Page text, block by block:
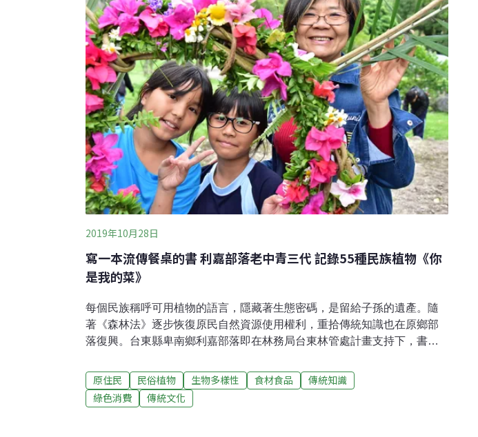
散。如今，有人為了記錄並保存這份草藥背後的科學原理，而展開了一項
研究。「我們部落從遠古時代就懂得利用這
2019年10月28日
寫一本流傳餐桌的書 利嘉部落老中青三代 記錄55種民族植物《你
是我的菜》
每個民族稱呼可用植物的語言，隱藏著生態密碼，是留給子孫的遺產。隨
著《森林法》逐步恢復原民自然資源使用權利，重拾傳統知識也在原鄉部
落復興。台東縣卑南鄉利嘉部落即在林務局台東林管處計畫支持下，書寫
請專業團隊進行調查記錄，這本書作者，集合部落老中青三代70餘人，透
過口述、繪畫、採集、紀錄等方式，共同參與民族植物的紀錄與書寫。利
嘉國小參與報導的四年級朱宇琁，把書放在案頭上。「因為書中有我的
原住民 民俗植物 生物多樣性 食材食品
傳統知識
綠色消費
傳統文化